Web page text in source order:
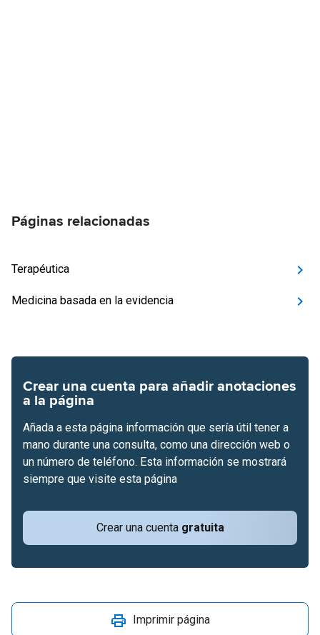
Páginas relacionadas
Terapéutica
Medicina basada en la evidencia
Crear una cuenta para añadir anotaciones
a la página
Crear una cuenta gratuita
Añada a esta página información que sería útil tener a
mano durante una consulta, como una dirección web o
un número de teléfono. Esta información se mostrará
siempre que visite esta página
Imprimir página